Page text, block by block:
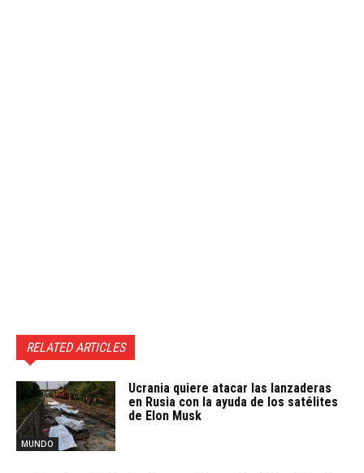
RELATED ARTICLES
MUNDO
Ucrania quiere atacar las lanzaderas
en Rusia con la ayuda de los satélites
de Elon Musk